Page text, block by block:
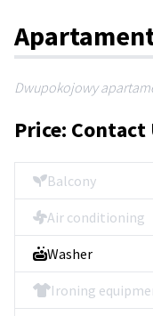
Dwupokojowy
Price: Contact
Balcony
Air conditioning
Washer
Ironing